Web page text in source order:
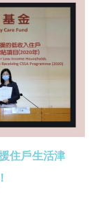
住戶生活津